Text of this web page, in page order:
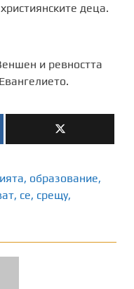
деца.
и ревността
, образование,
, се, срещу,